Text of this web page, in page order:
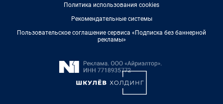
Политика использования cookies
Рекомендательные системы
Пользовательское соглашение сервиса «Подписка без баннерной
рекламы»